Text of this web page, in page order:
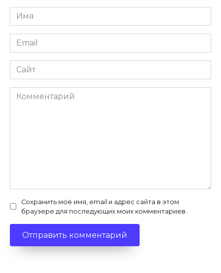
Имя
*
Email
*
Сайт
Комментарий
Сохранить моё имя, email и адрес сайта в этом
браузере для последующих моих комментариев.